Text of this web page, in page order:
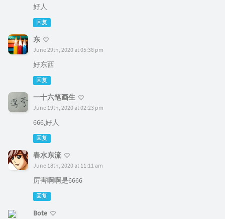
好人
回复
东
June 29th, 2020 at 05:38 pm
好东西
回复
一十六笔画生
June 19th, 2020 at 02:23 pm
666,好人
回复
春水东流
June 18th, 2020 at 11:11 am
厉害啊啊是6666
回复
Bote